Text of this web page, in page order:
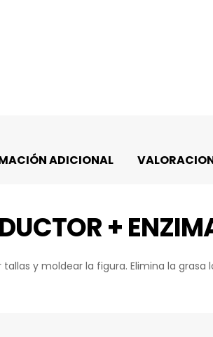
ADICIONAL
+
tallas y moldear la figura. Elimina la